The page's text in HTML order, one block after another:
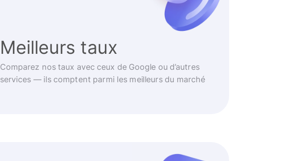
Meilleurs taux
Comparez nos taux avec ceux de Google ou d’autres
services — ils comptent parmi les meilleurs du marché